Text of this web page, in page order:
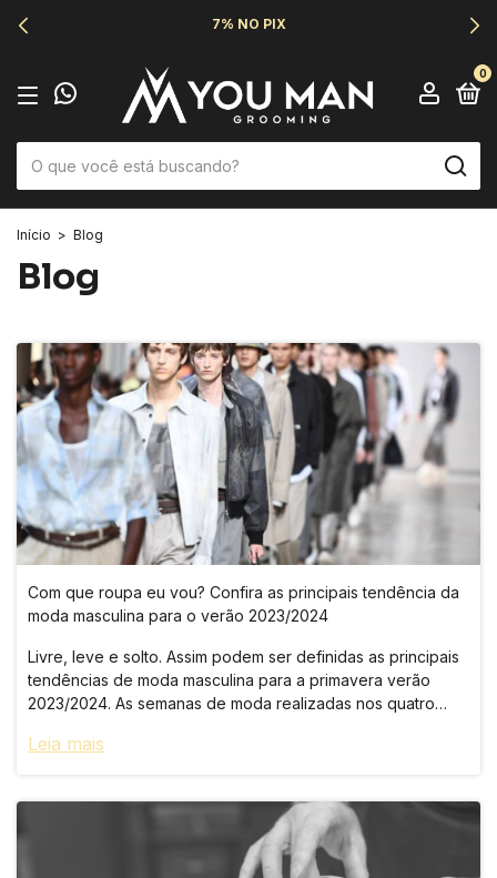
6X SEM JUROS
0
Início > Blog
Blog
Com que roupa eu vou? Confira as principais tendência da
moda masculina para o verão 2023/2024
Livre, leve e solto. Assim podem ser definidas as principais
tendências de moda masculina para a primavera verão
2023/2024. As semanas de moda realizadas nos quatro
homens buscam um guarda-roupa mais c
Leia mais